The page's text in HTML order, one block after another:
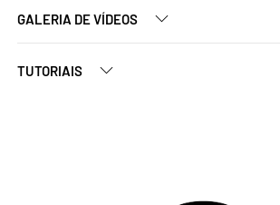
GALERIA DE VÍDEOS
TUTORIAIS